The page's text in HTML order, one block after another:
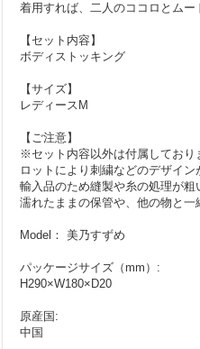
着用すれば、二人のココロとムー
【セット内容】
ボディストッキング
【サイズ】
レディースM
【ご注意】
※セット内容以外は付属しており
ロットにより刺繍などのデザイン
輸入品のため縫製や糸の処理が粗
濡れたままの保管や、他の物と一
Model： 美乃すずめ
パッケージサイズ（mm）:
H290×W180×D20
原産国:
中国